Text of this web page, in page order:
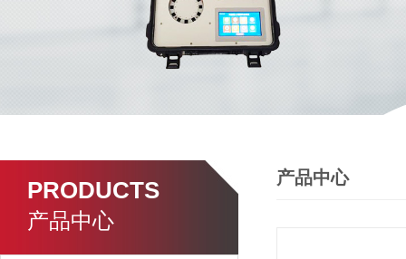
PRODUCTS
产品中心
产品中心